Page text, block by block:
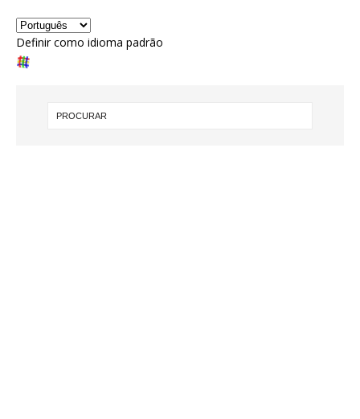
Definir como idioma padrão